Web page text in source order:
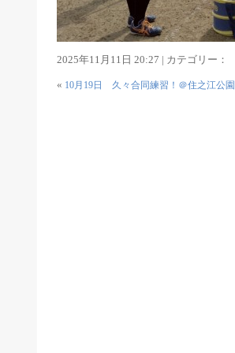
2025年11月11日 20:27 | カテゴリー：
« 10月19日 久々合同練習！＠住之江公園